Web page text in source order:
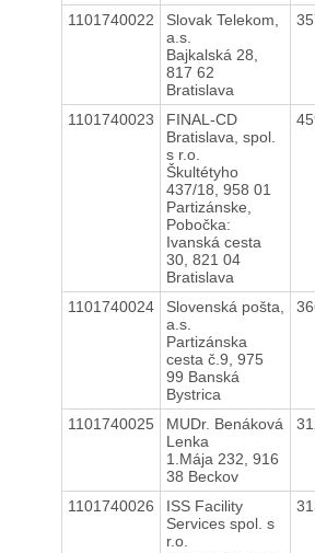
1101740022
Slovak Telekom,
a.s.
Bajkalská 28,
817 62
Bratislava
1101740023
FINAL-CD
Bratislava, spol.
s r.o.
Škultétyho
437/18, 958 01
Partizánske,
Pobočka:
Ivanská cesta
30, 821 04
Bratislava
1101740024
Slovenská pošta,
a.s.
Partizánska
cesta č.9, 975
99 Banská
Bystrica
1101740025
MUDr. Benáková
Lenka
1.Mája 232, 916
38 Beckov
1101740026
ISS Facility
Services spol. s
r.o.